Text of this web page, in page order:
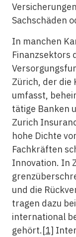
Sachschäden
In manchen
Finanzsektors
Zürich, der die
umfasst,
tätige Banken
Zurich
hohe Dichte
Fachkräften
Innovation. In
und die
tragen dazu
international
gehört.[1]